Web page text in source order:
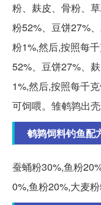
粉、麸皮、骨粉、
粉52%、豆饼27%
粉1%,然后,按照每
52%、豆饼27%、
1%,然后,按照每千
可饲喂。雏鹌鹑出壳
鹌鹑饲料钓鱼配
蚕蛹粉30%,鱼粉
0%,鱼粉20%,大麦粉